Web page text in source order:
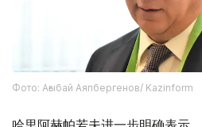
Фото: Ағыбай Аяпбергенов/ Kazinform